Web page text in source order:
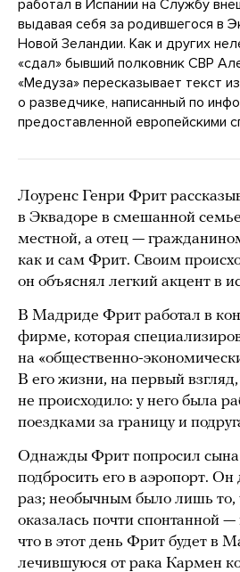
работал в Испании на Службу
выдавая себя за родившегося в
Новой Зеландии. Как и других
«сдал» бывший полковник СВР
«Медуза» пересказывает текст
о разведчике, написанный по
предоставленной европейскими
Лоуренс Генри Фрит
в Эквадоре в смешанной
местной, а отец —
как и сам Фрит. Своим
он объяснял легкий акцент в
В Мадриде Фрит работал в
фирме, которая
на «общественно-
В его жизни, на первый
не происходило: у него была
поездками за границу и
Однажды Фрит попросил
подбросить его в аэропорт. Он
раз; необычным было лишь то,
оказалась почти спонтанной —
что в этот день Фрит будет в
лечившуюся от рака Кармен